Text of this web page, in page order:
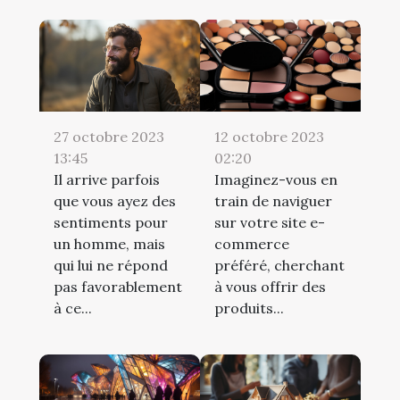
27 octobre 2023
13:45
Il arrive parfois
que vous ayez des
sentiments pour
un homme, mais
qui lui ne répond
pas favorablement
à ce...
12 octobre 2023
02:20
Imaginez-vous en
train de naviguer
sur votre site e-
commerce
préféré, cherchant
à vous offrir des
produits...